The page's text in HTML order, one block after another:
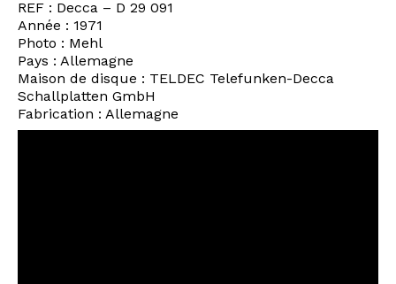
REF : Decca ‎– D 29 091
Année : 1971
Photo : Mehl
Pays : Allemagne
Maison de disque : TELDEC Telefunken-Decca
Schallplatten GmbH
Fabrication : Allemagne